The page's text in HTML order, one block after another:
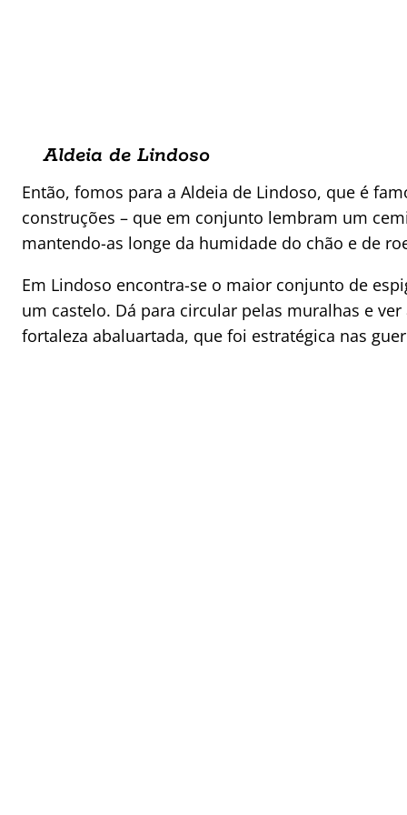
Aldeia de Lindoso
Então, fomos para a Aldeia de Lindoso, que é
construções – que em conjunto lembram um
mantendo-as longe da humidade do chão e de
Em Lindoso encontra-se o maior conjunto de
um castelo. Dá para circular pelas muralhas e
fortaleza abaluartada, que foi estratégica nas